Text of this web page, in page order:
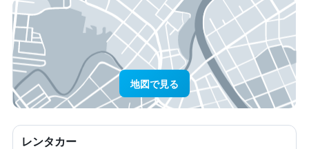
地図で見る
レンタカー